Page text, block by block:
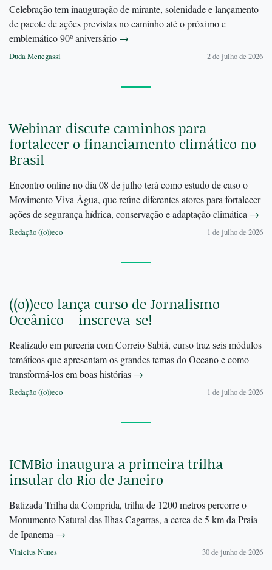
Celebração tem inauguração de mirante, solenidade e lançamento
de pacote de ações previstas no caminho até o próximo e
emblemático 90º aniversário →
Duda Menegassi 2 de julho de 2026
Webinar discute caminhos para
fortalecer o financiamento climático no
Brasil
Encontro online no dia 08 de julho terá como estudo de caso o
Movimento Viva Água, que reúne diferentes atores para fortalecer
ações de segurança hídrica, conservação e adaptação climática →
Redação ((o))eco 1 de julho de 2026
((o))eco lança curso de Jornalismo
Oceânico – inscreva-se!
Realizado em parceria com Correio Sabiá, curso traz seis módulos
temáticos que apresentam os grandes temas do Oceano e como
transformá-los em boas histórias →
Redação ((o))eco 1 de julho de 2026
ICMBio inaugura a primeira trilha
insular do Rio de Janeiro
Batizada Trilha da Comprida, trilha de 1200 metros percorre o
Monumento Natural das Ilhas Cagarras, a cerca de 5 km da Praia
de Ipanema →
Vinicius Nunes 30 de junho de 2026